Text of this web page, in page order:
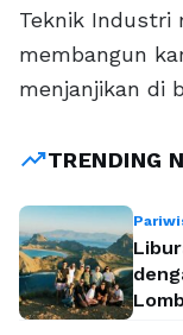
Teknik Industri
membangun
menjanjikan di
trending_upTRENDING